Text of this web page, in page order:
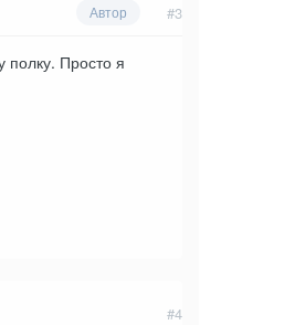
Автор #3
полку. Просто я
#4